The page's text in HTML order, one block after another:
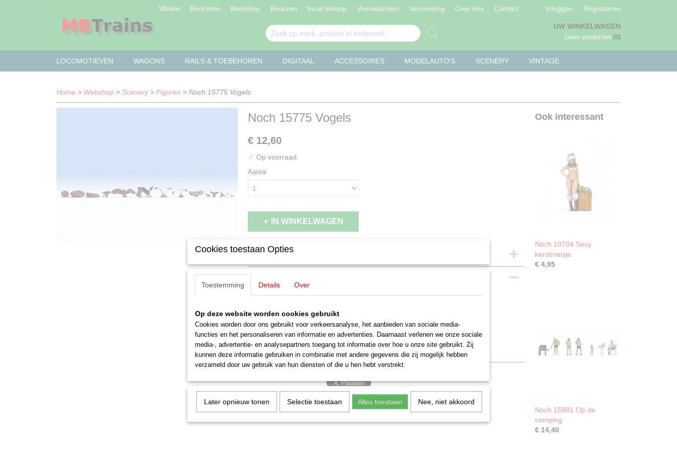
Winkel Berichten Webshop Beurzen Inruil Inkoop Voorwaarden Verzending Over ons Contact Inloggen Registreren
UW WINKELWAGEN
Geen producten (0)
LOCOMOTIEVEN WAGONS RAILS & TOEBEHOREN DIGITAAL ACCESSOIRES MODELAUTO'S SCENERY VINTAGE
Home > Webshop > Scenery> Figuren > Noch 15775 Vogels
Noch 15775 Vogels
€ 12,60
✓ Op voorraad
Aantal
IN WINKELWAGEN
Specificaties
Productcode leverancier
Omschrijving
Inhoud: 12 vogels en 3 nesten
Ook interessant
Noch 10704 Sexy
kerstmeisje
€ 4,95
Noch 15881 Op de
camping
€ 14,40
Cookies toestaan Opties
Toestemming Details Over
Op deze website worden cookies gebruikt
Cookies worden door ons gebruikt voor verkeersanalyse, het aanbieden van sociale media-
functies en het personaliseren van informatie en advertenties. Daarnaast verlenen we onze sociale
media-, advertentie- en analysepartners toegang tot informatie over hoe u onze site gebruikt. Zij
kunnen deze informatie gebruiken in combinatie met andere gegevens die zij mogelijk hebben
verzameld door uw gebruik van hun diensten of die u hen hebt verstrekt.
Later opnieuw tonen Selectie toestaan Alles toestaan Nee, niet akkoord